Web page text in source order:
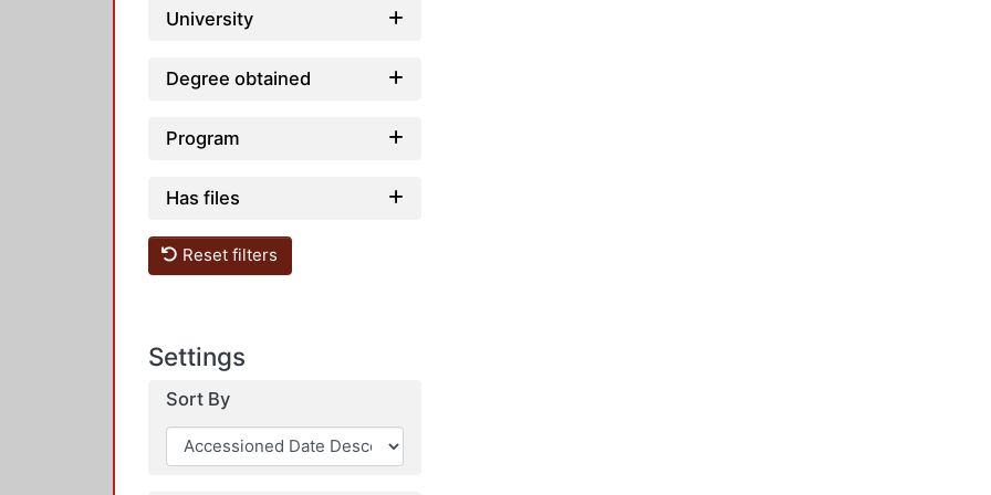
University
Degree obtained
Program
Has files
Reset filters
Settings
Sort By